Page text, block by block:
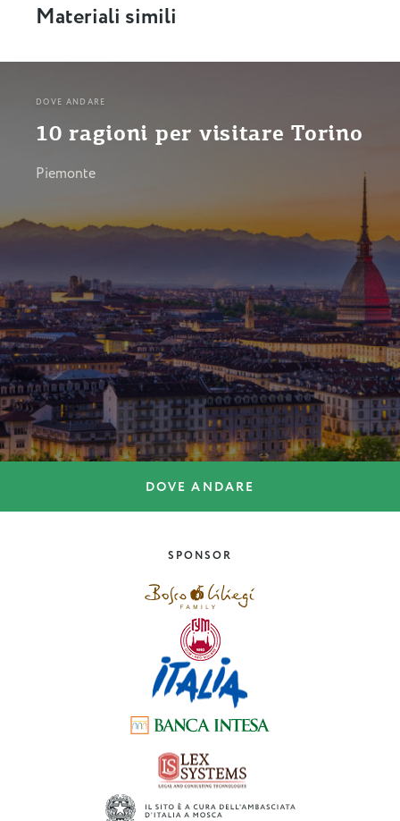
Materiali simili
DOVE ANDARE
10 ragioni per visitare Torino
Piemonte
DOVE ANDARE
SPONSOR